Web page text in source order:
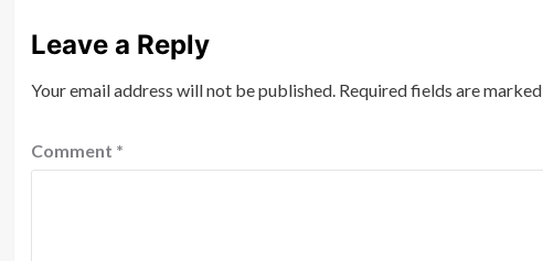
Leave a Reply
Your email address will not be published. Required fields are marked
Comment *